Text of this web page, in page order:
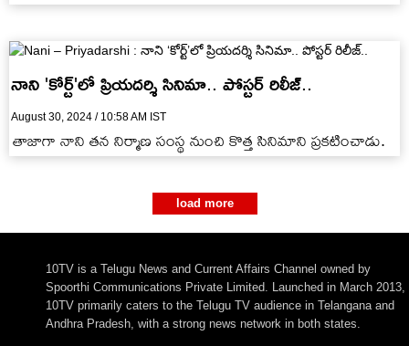
నాని 'కోర్ట్'లో ప్రియదర్శి సినిమా.. పోస్టర్ రిలీజ్..
August 30, 2024 / 10:58 AM IST
తాజాగా నాని తన నిర్మాణ సంస్థ నుంచి కొత్త సినిమాని ప్రకటించాడు.
load more
10TV is a Telugu News and Current Affairs Channel owned by
Spoorthi Communications Private Limited. Launched in March 2013,
10TV primarily caters to the Telugu TV audience in Telangana and
Andhra Pradesh, with a strong news network in both states.